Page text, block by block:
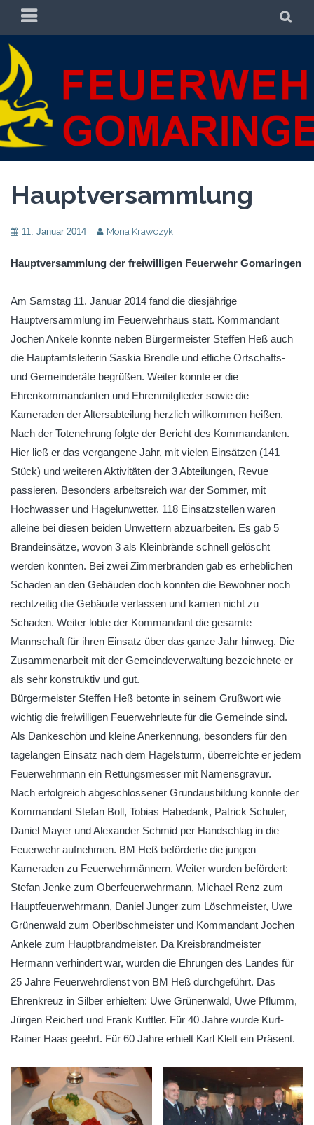
Zum
springen
PRIMÄRES
MENÜ
FREIWILLIGE
FEUERWEHR
GOMARINGEN
FREIWILLIGE FEUERWEHR GOMARINGEN
Hauptversammlung
11. Januar 2014 Mona Krawczyk
Hauptversammlung der freiwilligen Feuerwehr Gomaringen
Am Samstag 11. Januar 2014 fand die diesjährige
Hauptversammlung im Feuerwehrhaus statt. Kommandant
Jochen Ankele konnte neben Bürgermeister Steffen Heß auch
die Hauptamtsleiterin Saskia Brendle und etliche Ortschafts-
und Gemeinderäte begrüßen. Weiter konnte er die
Ehrenkommandanten und Ehrenmitglieder sowie die
Kameraden der Altersabteilung herzlich willkommen heißen.
Nach der Totenehrung folgte der Bericht des Kommandanten.
Hier ließ er das vergangene Jahr, mit vielen Einsätzen (141
Stück) und weiteren Aktivitäten der 3 Abteilungen, Revue
passieren. Besonders arbeitsreich war der Sommer, mit
Hochwasser und Hagelunwetter. 118 Einsatzstellen waren
alleine bei diesen beiden Unwettern abzuarbeiten. Es gab 5
Brandeinsätze, wovon 3 als Kleinbrände schnell gelöscht
werden konnten. Bei zwei Zimmerbränden gab es erheblichen
Schaden an den Gebäuden doch konnten die Bewohner noch
rechtzeitig die Gebäude verlassen und kamen nicht zu
Schaden. Weiter lobte der Kommandant die gesamte
Mannschaft für ihren Einsatz über das ganze Jahr hinweg. Die
Zusammenarbeit mit der Gemeindeverwaltung bezeichnete er
als sehr konstruktiv und gut.
Bürgermeister Steffen Heß betonte in seinem Grußwort wie
wichtig die freiwilligen Feuerwehrleute für die Gemeinde sind.
Als Dankeschön und kleine Anerkennung, besonders für den
tagelangen Einsatz nach dem Hagelsturm, überreichte er jedem
Feuerwehrmann ein Rettungsmesser mit Namensgravur.
Nach erfolgreich abgeschlossener Grundausbildung konnte der
Kommandant Stefan Boll, Tobias Habedank, Patrick Schuler,
Daniel Mayer und Alexander Schmid per Handschlag in die
Feuerwehr aufnehmen. BM Heß beförderte die jungen
Kameraden zu Feuerwehrmännern. Weiter wurden befördert:
Stefan Jenke zum Oberfeuerwehrmann, Michael Renz zum
Hauptfeuerwehrmann, Daniel Junger zum Löschmeister, Uwe
Grünenwald zum Oberlöschmeister und Kommandant Jochen
Ankele zum Hauptbrandmeister. Da Kreisbrandmeister
Hermann verhindert war, wurden die Ehrungen des Landes für
25 Jahre Feuerwehrdienst von BM Heß durchgeführt. Das
Ehrenkreuz in Silber erhielten: Uwe Grünenwald, Uwe Pflumm,
Jürgen Reichert und Frank Kuttler. Für 40 Jahre wurde Kurt-
Rainer Haas geehrt. Für 60 Jahre erhielt Karl Klett ein Präsent.